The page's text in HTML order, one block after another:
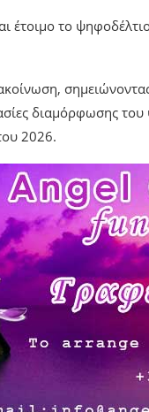
έτοιμο το
διαμόρφωσης
2026.